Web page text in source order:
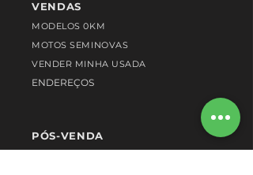
VENDAS
MODELOS 0KM
MOTOS SEMINOVAS
VENDER MINHA USADA
ENDEREÇOS
PÓS-VENDA